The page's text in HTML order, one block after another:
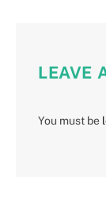
LEAVE
You must be